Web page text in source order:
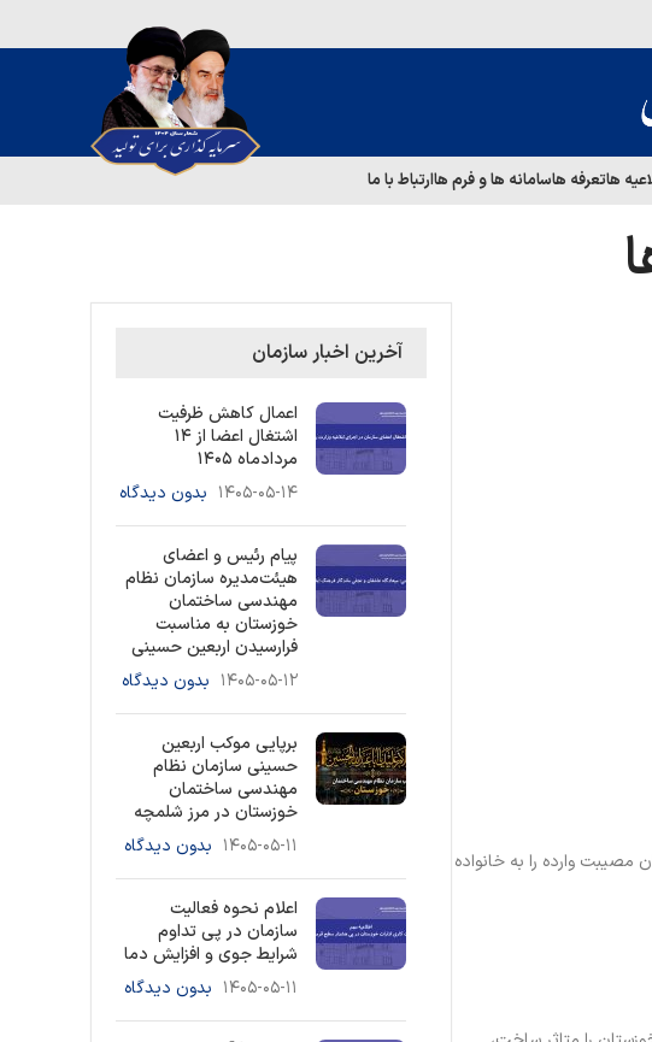
هاتعرفه هاسامانه ها و فرم هاارتباط با ما
وارده را به خانواده
آخرین اخبار سازمان
اعمال کاهش ظرفیت
اشتغال اعضا از ۱۴
مردادماه ۱۴۰۵
۱۴۰۵-۰۵-۱۴ بدون دیدگاه
پیام رئیس و اعضای
هیئت‌مدیره سازمان نظام
مهندسی ساختمان
خوزستان به مناسبت
فرارسیدن اربعین حسینی
۱۴۰۵-۰۵-۱۲ بدون دیدگاه
برپایی موکب اربعین
حسینی سازمان نظام
مهندسی ساختمان
خوزستان در مرز شلمچه
۱۴۰۵-۰۵-۱۱ بدون دیدگاه
اعلام نحوه فعالیت
سازمان در پی تداوم
شرایط جوی و افزایش دما
۱۴۰۵-۰۵-۱۱ بدون دیدگاه